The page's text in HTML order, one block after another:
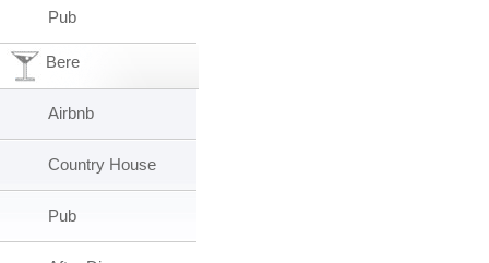
Pub
Bere
Airbnb
Country House
Pub